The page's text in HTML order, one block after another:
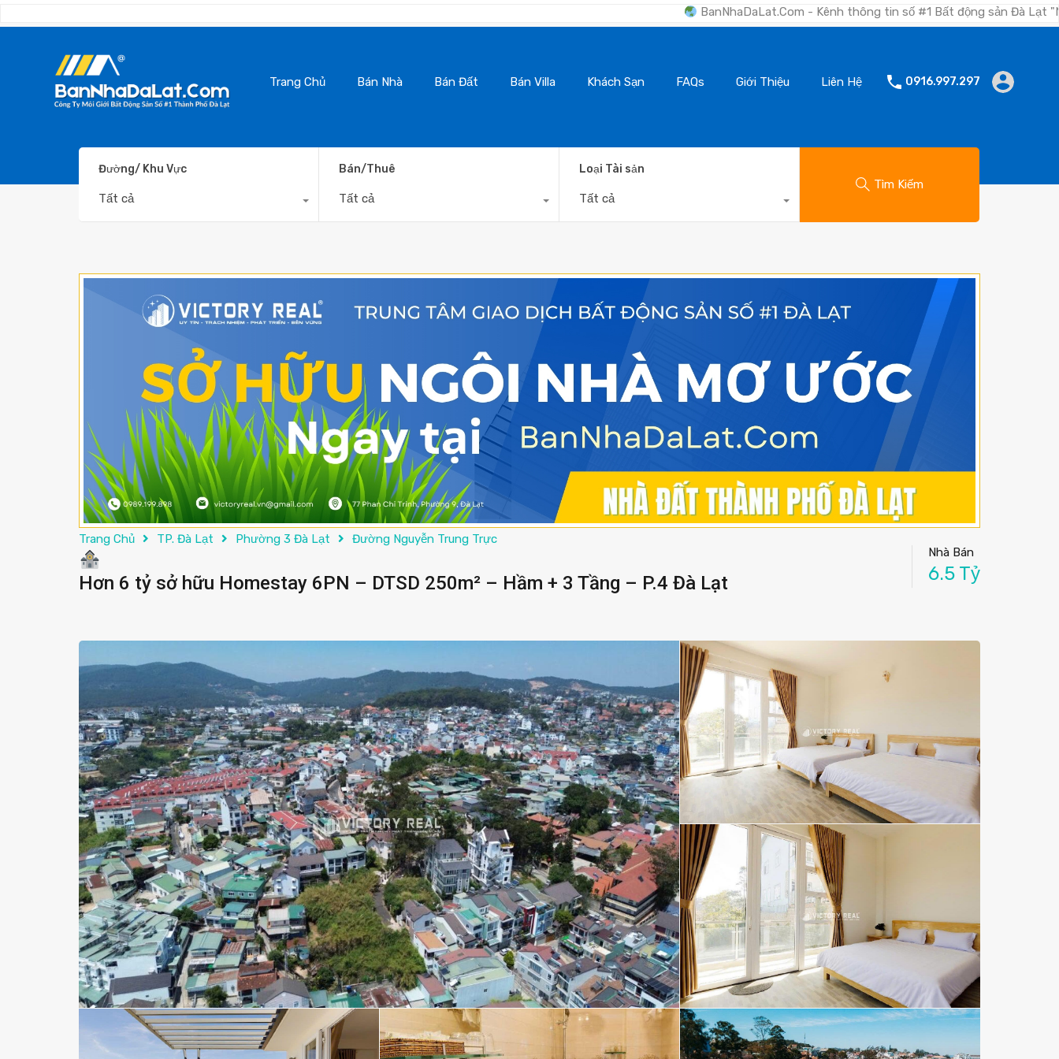
BanNhaDaLat.Com - Kênh thông tin số #1 Bất động sản Đà Lạt "Nơi bạn tìm
Trang Chủ Bán Nhà Bán Đất Bán Villa Khách Sạn FAQs Giới Thiệu Liên Hệ 0916.997.297
Đường/ Khu Vực
Tất cả
Bán/Thuê
Tất cả
Loại Tài sản
Tất cả
Tìm Kiếm
Trang Chủ TP. Đà Lạt Phường 3 Đà Lạt Đường Nguyễn Trung Trực
Hơn 6 tỷ sở hữu Homestay 6PN – DTSD 250m² – Hầm + 3 Tầng – P.4 Đà Lạt
Nhà Bán
6.5 Tỷ